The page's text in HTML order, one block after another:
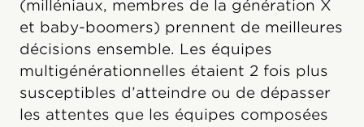
(milléniaux, membres de la génération X
et baby-boomers) prennent de meilleures
décisions ensemble. Les équipes
multigénérationnelles étaient 2 fois plus
susceptibles d’atteindre ou de dépasser
les attentes que les équipes composées